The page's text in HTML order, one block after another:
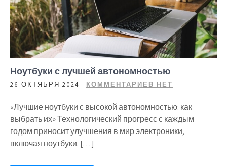
Ноутбуки с лучшей автономностью
26 ОКТЯБРЯ 2024 КОММЕНТАРИЕВ НЕТ
«Лучшие ноутбуки с высокой автономностью: как
выбрать их» Технологический прогресс с каждым
годом приносит улучшения в мир электроники,
включая ноутбуки. […]